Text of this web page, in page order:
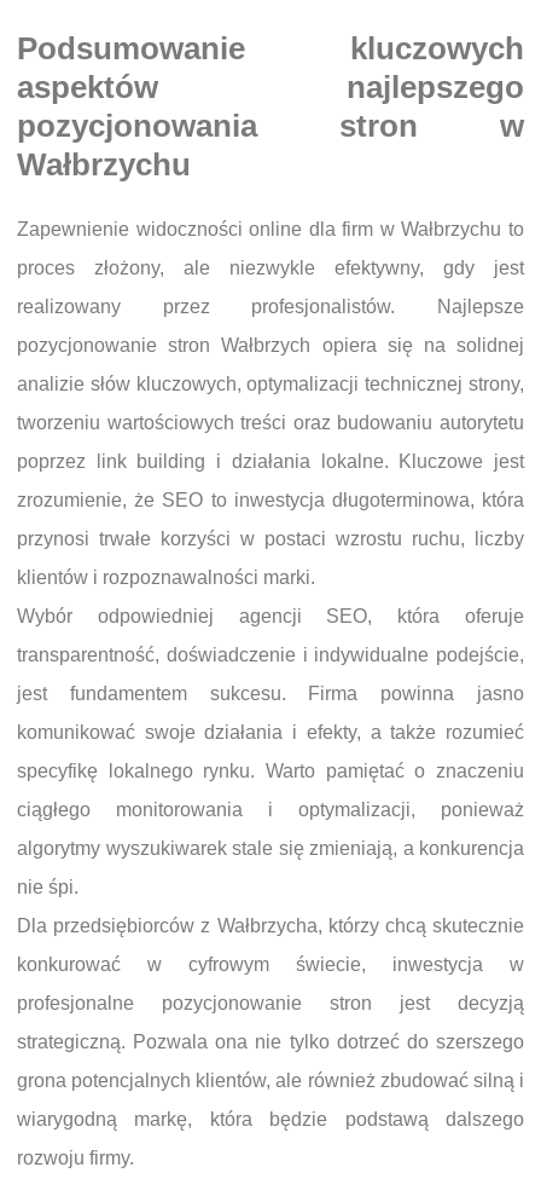
Podsumowanie kluczowych
aspektów najlepszego
pozycjonowania stron w
Wałbrzychu
Zapewnienie widoczności online dla firm w Wałbrzychu to
proces złożony, ale niezwykle efektywny, gdy jest
realizowany przez profesjonalistów. Najlepsze
pozycjonowanie stron Wałbrzych opiera się na solidnej
analizie słów kluczowych, optymalizacji technicznej strony,
tworzeniu wartościowych treści oraz budowaniu autorytetu
poprzez link building i działania lokalne. Kluczowe jest
zrozumienie, że SEO to inwestycja długoterminowa, która
przynosi trwałe korzyści w postaci wzrostu ruchu, liczby
klientów i rozpoznawalności marki.
Wybór odpowiedniej agencji SEO, która oferuje
transparentność, doświadczenie i indywidualne podejście,
jest fundamentem sukcesu. Firma powinna jasno
komunikować swoje działania i efekty, a także rozumieć
specyfikę lokalnego rynku. Warto pamiętać o znaczeniu
ciągłego monitorowania i optymalizacji, ponieważ
algorytmy wyszukiwarek stale się zmieniają, a konkurencja
nie śpi.
Dla przedsiębiorców z Wałbrzycha, którzy chcą skutecznie
konkurować w cyfrowym świecie, inwestycja w
profesjonalne pozycjonowanie stron jest decyzją
strategiczną. Pozwala ona nie tylko dotrzeć do szerszego
grona potencjalnych klientów, ale również zbudować silną i
wiarygodną markę, która będzie podstawą dalszego
rozwoju firmy.